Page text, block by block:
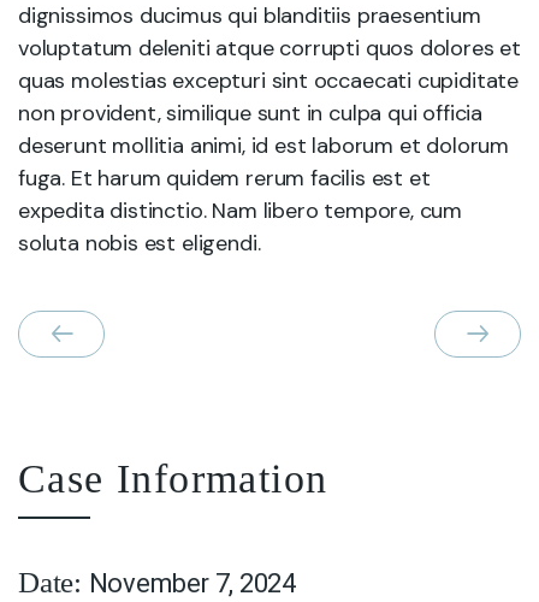
dignissimos ducimus qui blanditiis praesentium
voluptatum deleniti atque corrupti quos dolores et
quas molestias excepturi sint occaecati cupiditate
non provident, similique sunt in culpa qui officia
deserunt mollitia animi, id est laborum et dolorum
fuga. Et harum quidem rerum facilis est et
expedita distinctio. Nam libero tempore, cum
soluta nobis est eligendi.
Case Information
Date: November 7, 2024